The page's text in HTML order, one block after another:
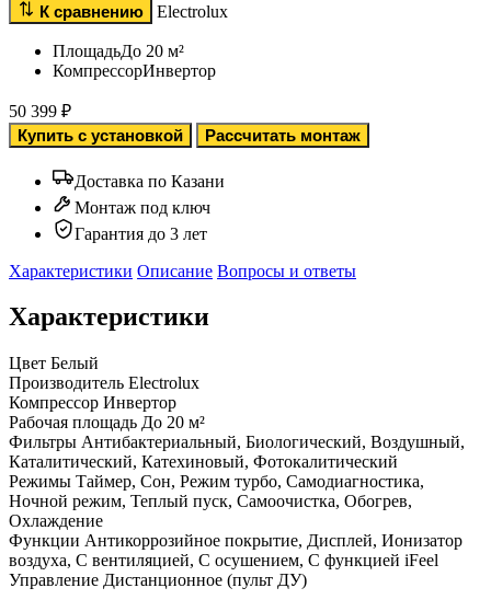
К сравнению Electrolux
ПлощадьДо 20 м²
КомпрессорИнвертор
50 399 ₽
Купить с установкой
Рассчитать монтаж
Доставка по Казани
Монтаж под ключ
Гарантия до 3 лет
Характеристики Описание Вопросы и ответы
Характеристики
Цвет Белый
Производитель Electrolux
Компрессор Инвертор
Рабочая площадь До 20 м²
Фильтры Антибактериальный, Биологический, Воздушный,
Каталитический, Катехиновый, Фотокалитический
Режимы Таймер, Сон, Режим турбо, Самодиагностика,
Ночной режим, Теплый пуск, Самоочистка, Обогрев,
Охлаждение
Функции Антикоррозийное покрытие, Дисплей, Ионизатор
воздуха, С вентиляцией, С осушением, С функцией iFeel
Управление Дистанционное (пульт ДУ)